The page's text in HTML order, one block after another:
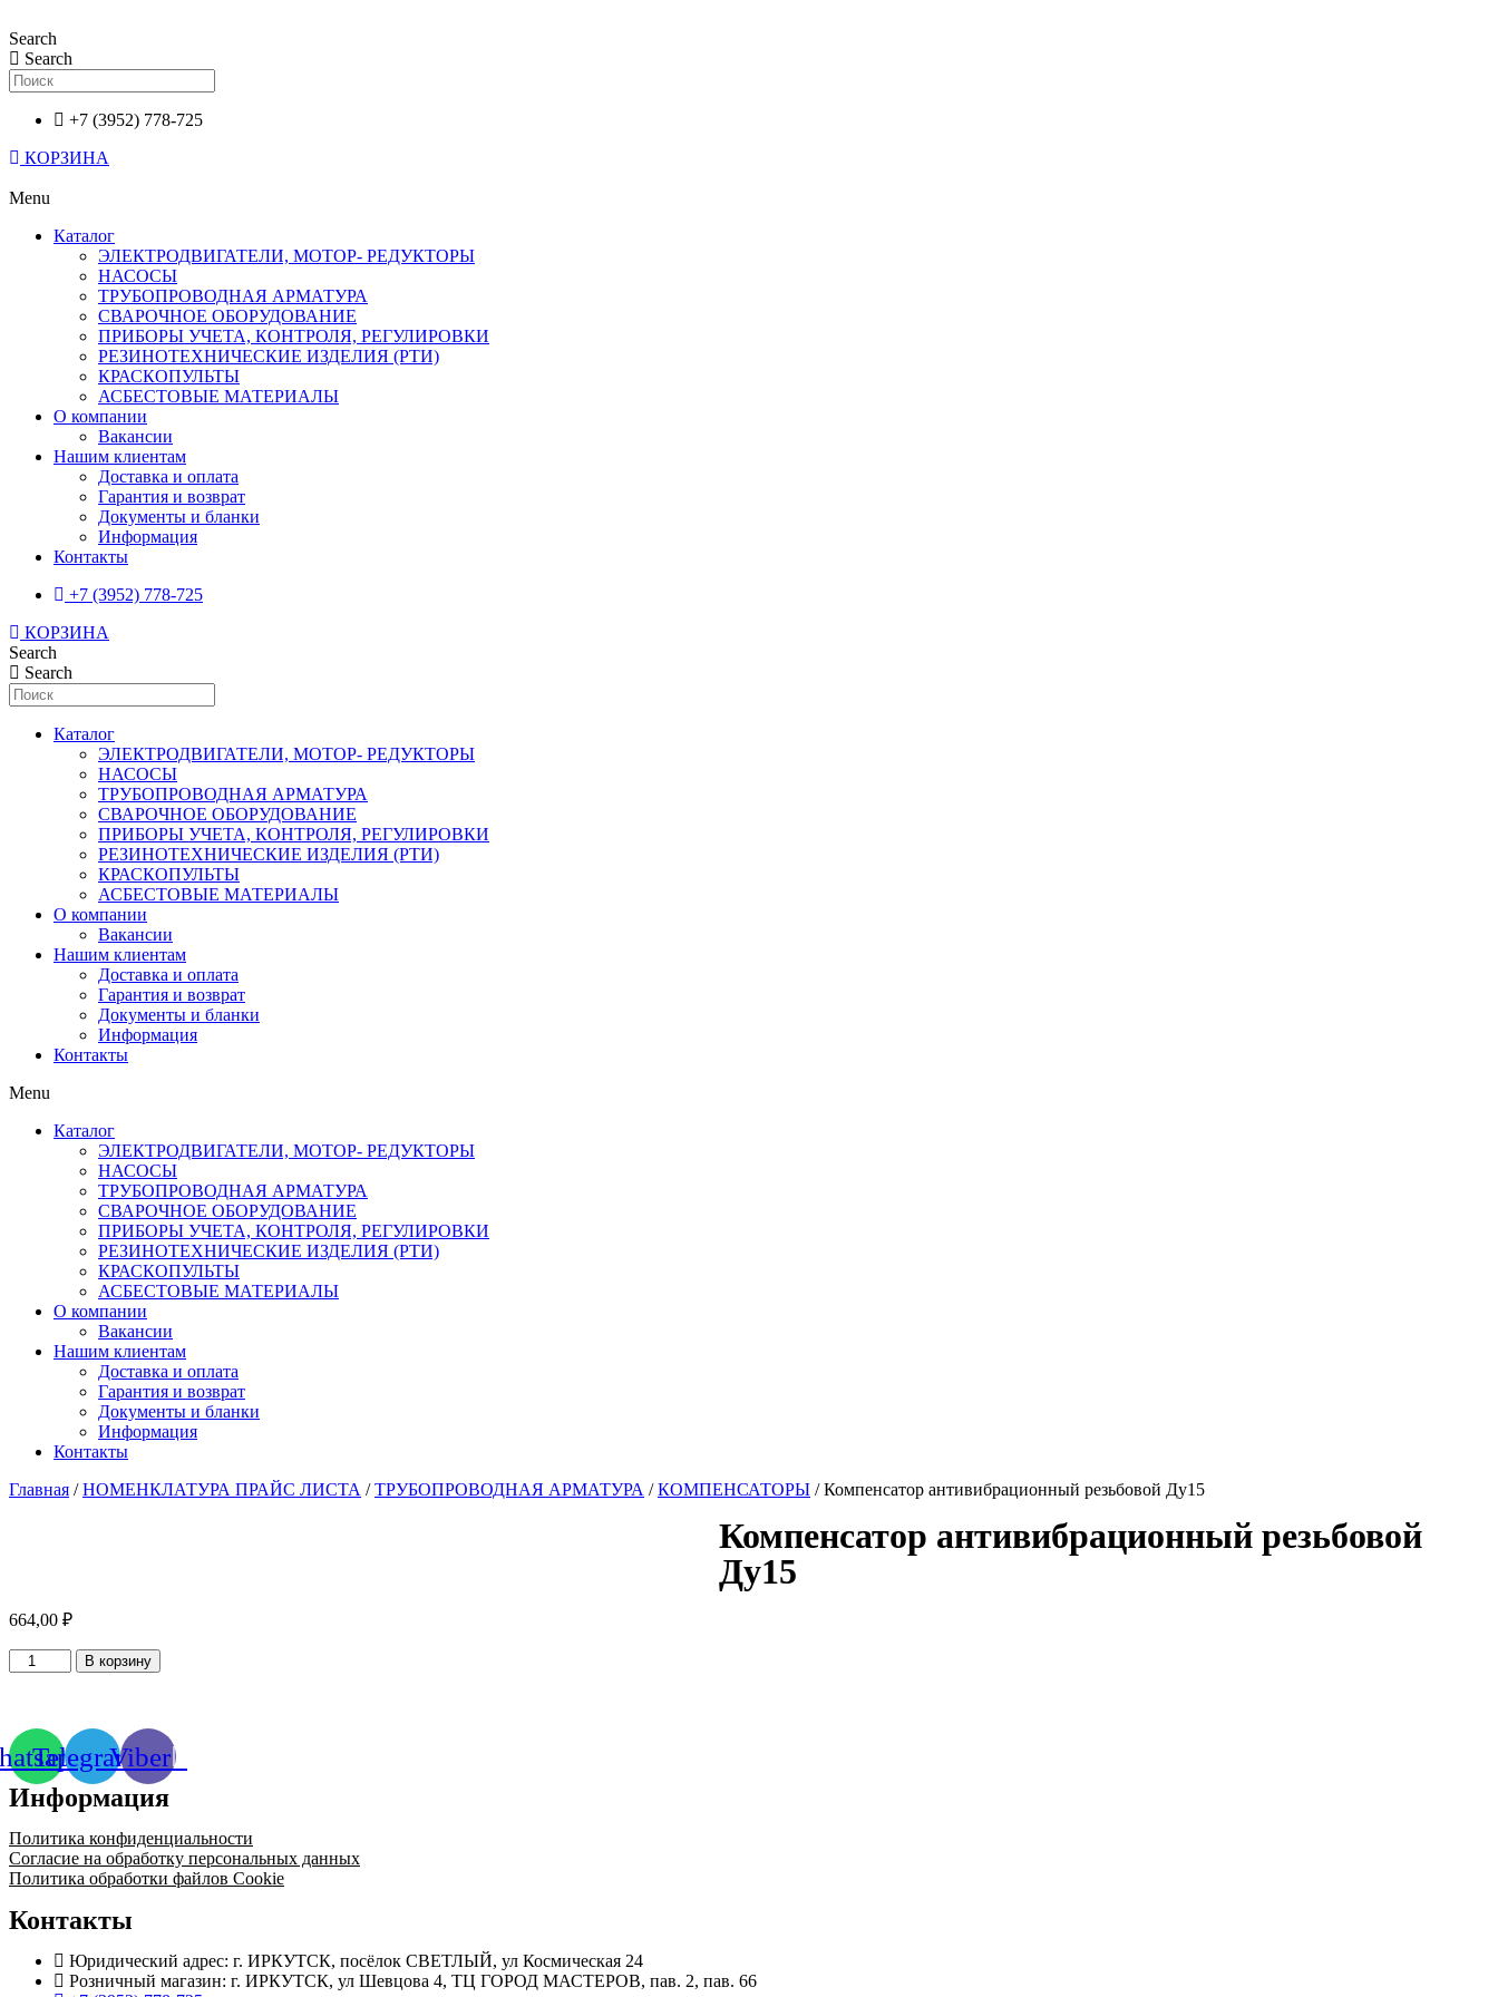
к
содержимому
Search
Search
+7 (3952) 778-725
КОРЗИНА
Menu
Каталог
ЭЛЕКТРОДВИГАТЕЛИ, МОТОР- РЕДУКТОРЫ
НАСОСЫ
ТРУБОПРОВОДНАЯ АРМАТУРА
СВАРОЧНОЕ ОБОРУДОВАНИЕ
ПРИБОРЫ УЧЕТА, КОНТРОЛЯ, РЕГУЛИРОВКИ
РЕЗИНОТЕХНИЧЕСКИЕ ИЗДЕЛИЯ (РТИ)
КРАСКОПУЛЬТЫ
АСБЕСТОВЫЕ МАТЕРИАЛЫ
О компании
Вакансии
Нашим клиентам
Доставка и оплата
Гарантия и возврат
Документы и бланки
Информация
Контакты
+7 (3952) 778-725
КОРЗИНА
Search
Search
Каталог
ЭЛЕКТРОДВИГАТЕЛИ, МОТОР- РЕДУКТОРЫ
НАСОСЫ
ТРУБОПРОВОДНАЯ АРМАТУРА
СВАРОЧНОЕ ОБОРУДОВАНИЕ
ПРИБОРЫ УЧЕТА, КОНТРОЛЯ, РЕГУЛИРОВКИ
РЕЗИНОТЕХНИЧЕСКИЕ ИЗДЕЛИЯ (РТИ)
КРАСКОПУЛЬТЫ
АСБЕСТОВЫЕ МАТЕРИАЛЫ
О компании
Вакансии
Нашим клиентам
Доставка и оплата
Гарантия и возврат
Документы и бланки
Информация
Контакты
Menu
Каталог
ЭЛЕКТРОДВИГАТЕЛИ, МОТОР- РЕДУКТОРЫ
НАСОСЫ
ТРУБОПРОВОДНАЯ АРМАТУРА
СВАРОЧНОЕ ОБОРУДОВАНИЕ
ПРИБОРЫ УЧЕТА, КОНТРОЛЯ, РЕГУЛИРОВКИ
РЕЗИНОТЕХНИЧЕСКИЕ ИЗДЕЛИЯ (РТИ)
КРАСКОПУЛЬТЫ
АСБЕСТОВЫЕ МАТЕРИАЛЫ
О компании
Вакансии
Нашим клиентам
Доставка и оплата
Гарантия и возврат
Документы и бланки
Информация
Контакты
Главная /НОМЕНКЛАТУРА ПРАЙС ЛИСТА /ТРУБОПРОВОДНАЯ АРМАТУРА /КОМПЕНСАТОРЫ / Компенсатор антивибрационный резьбовой Ду15
Компенсатор антивибрационный резьбовой
Ду15
664,00 ₽
Количество
товара
резьбовой
Ду15
В корзину
TelegramViber
Информация
Политика конфиденциальности
Согласие на обработку персональных данных
Политика обработки файлов Cookie
Контакты
Юридический адрес: г. ИРКУТСК, посёлок СВЕТЛЫЙ, ул Космическая 24
Розничный магазин: г. ИРКУТСК, ул Шевцова 4, ТЦ ГОРОД МАСТЕРОВ, пав. 2, пав. 66